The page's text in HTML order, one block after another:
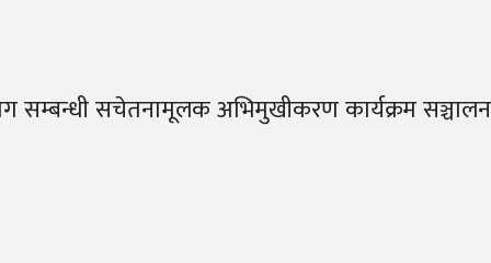
सम्बन्धी सचेतनामूलक अभिमुखीकरण कार्यक्रम सञ्चालन